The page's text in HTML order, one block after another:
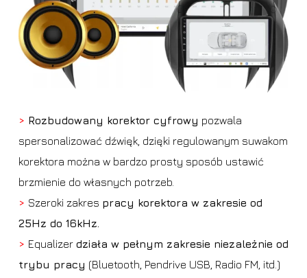
> Rozbudowany korektor cyfrowy pozwala
spersonalizować dźwięk, dzięki regulowanym suwakom
korektora można w bardzo prosty sposób ustawić
brzmienie do własnych potrzeb.
> Szeroki zakres pracy korektora w zakresie od
25Hz do 16kHz.
> Equalizer działa w pełnym zakresie niezależnie od
trybu pracy (Bluetooth, Pendrive USB, Radio FM, itd.)